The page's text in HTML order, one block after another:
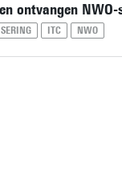
ontvangen NWO-
ITC NWO